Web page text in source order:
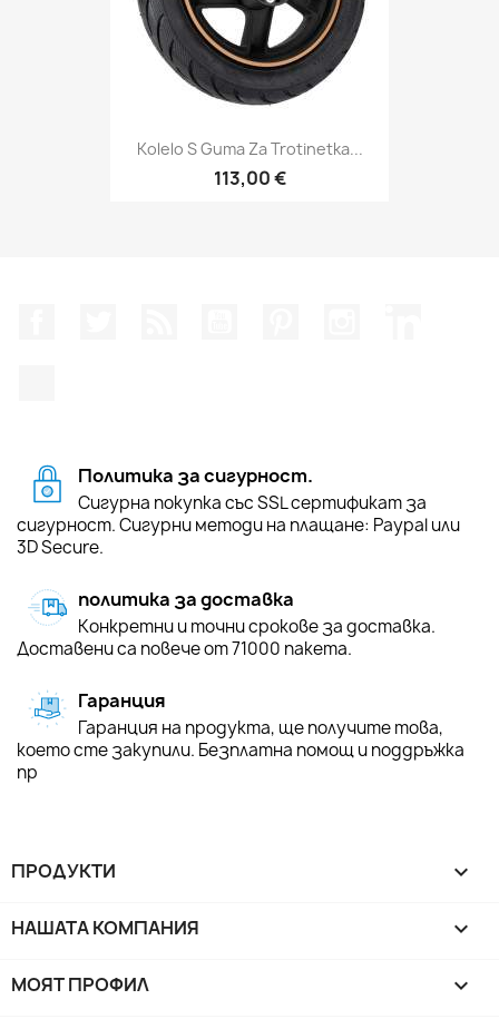
Kolelo S Guma Za Trotinetka...
113,00 €
Политика за сигурност.
Сигурна покупка със SSL сертификат за
сигурност. Сигурни методи на плащане: Paypal или
3D Secure.
политика за доставка
Конкретни и точни срокове за доставка.
Доставени са повече от 71000 пакета.
Гаранция
Гаранция на продукта, ще получите това,
което сте закупили. Безплатна помощ и поддръжка
пр
ПРОДУКТИ 
НАШАТА КОМПАНИЯ 
МОЯТ ПРОФИЛ 